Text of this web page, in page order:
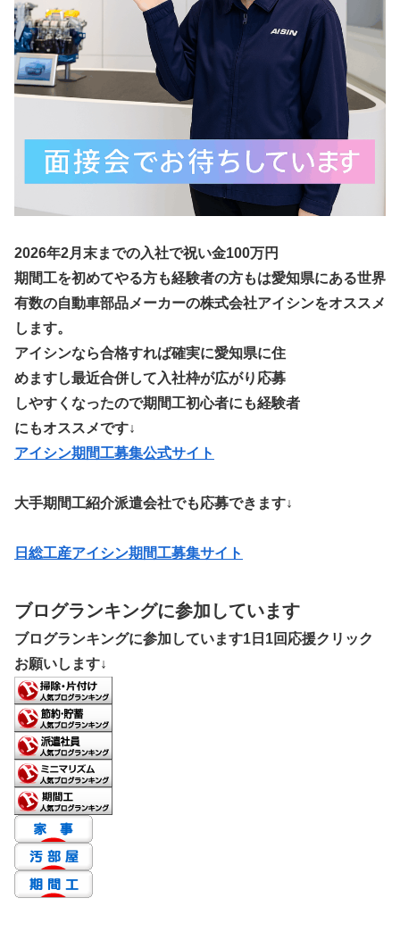
2026年2月末までの入社で祝い金100万円
期間工を初めてやる方も経験者の方もは愛知県にある世界
有数の自動車部品メーカーの株式会社アイシンをオススメ
します。
アイシンなら合格すれば確実に愛知県に住
めますし最近合併して入社枠が広がり応募
しやすくなったので期間工初心者にも経験者
にもオススメです↓
アイシン期間工募集公式サイト
大手期間工紹介派遣会社でも応募できます↓
日総工産アイシン期間工募集サイト
ブログランキングに参加しています
ブログランキングに参加しています1日1回応援クリック
お願いします↓